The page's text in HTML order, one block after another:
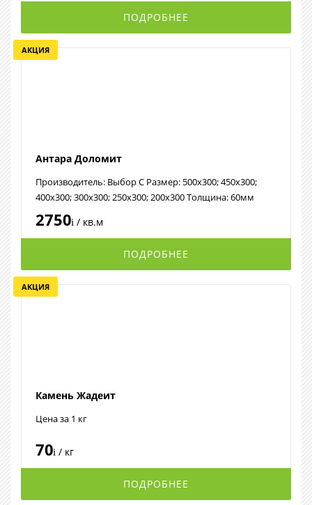
ПОДРОБНЕЕ
Антара Доломит
Производитель: Выбор С Размер: 500х300; 450х300;
400х300; 300х300; 250х300; 200х300 Толщина: 60мм
2750i / кв.м
ПОДРОБНЕЕ
АКЦИЯ
Камень Жадеит
Цена за 1 кг
70i / кг
ПОДРОБНЕЕ
АКЦИЯ